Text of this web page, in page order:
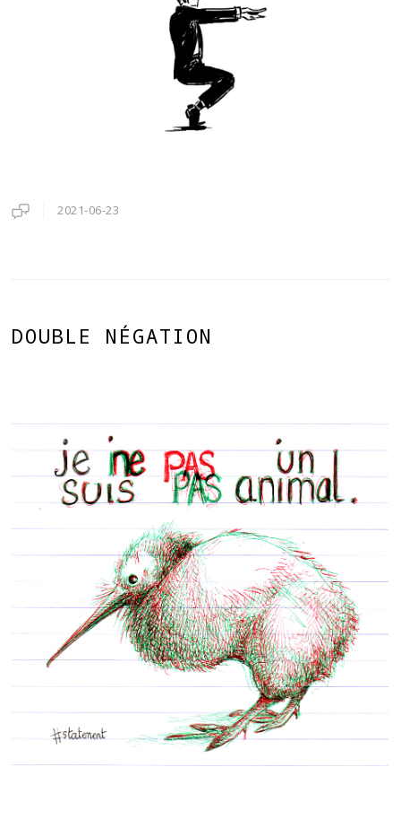
2021-06-23
DOUBLE NÉGATION